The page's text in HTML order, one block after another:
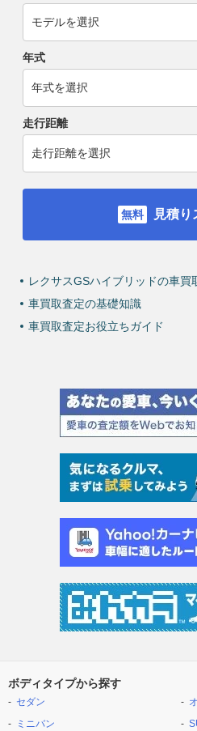
年式
走行距離
見積り
レクサスGSハイブリッドの車買
車買取査定の基礎知識
車買取査定お役立ちガイド
ボディタイプから探す
セダン
ミニバン